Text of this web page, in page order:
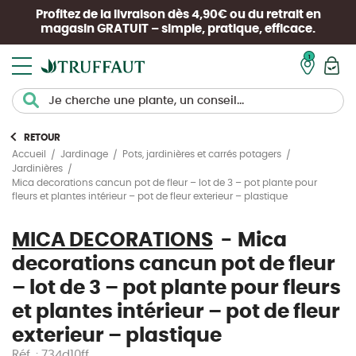
Profitez de la livraison dès 4,90€ ou du retrait en
magasin GRATUIT – simple, pratique, efficace.
RETOUR
Accueil
Jardinage
Pots, jardinières et carrés potagers
Jardinières
Mica decorations cancun pot de fleur – lot de 3 – pot plante pour
fleurs et plantes intérieur – pot de fleur exterieur – plastique
MICA DECORATIONS
Mica
decorations cancun pot de fleur
– lot de 3 – pot plante pour fleurs
et plantes intérieur – pot de fleur
exterieur – plastique